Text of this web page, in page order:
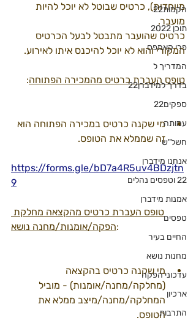
הקמות22
תוכן 2022
פרי קאמפס
המדריך ל
בדרך למידברן22
ספקים22
עמותה
חשל"ש
אנחנו מידברן
22 וטפסים נהלים
אמנות מידברן
טפסים
החיים בעיר
מחנות נושא
עדכוני הפקה
ארכיון
התרבות
מיוחדות), כרטיס שבוטל לא יוכל להיות
מועבר.
כרטיס שהועבר מתבטל לבעל הכרטיס
המקורי והוא לא יוכל להיכנס איתו לאירוע.
טופס העברת כרטיס מהמכירה הפתוחה:
מי שקנה כרטיס במכירה הפתוחה הוא
זה שממלא את הטופס.
https://forms.gle/bD7a4R5uv4BDzjtn
9
טופס העברת כרטיס מהקצאה מחלקת
הפקה/אומנות/מחנה נושא:
מי שקנה כרטיס בהקצאה
(מחלקה/מחנה/אומנות) - מוביל
המחלקה/מחנה/מיצב ממלא את
הטופס.